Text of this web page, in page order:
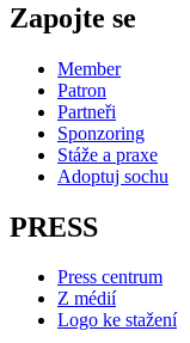
Zapojte se
Member
Patron
Partneři
Sponzoring
Stáže a praxe
Adoptuj sochu
PRESS
Press centrum
Z médií
Logo ke stažení